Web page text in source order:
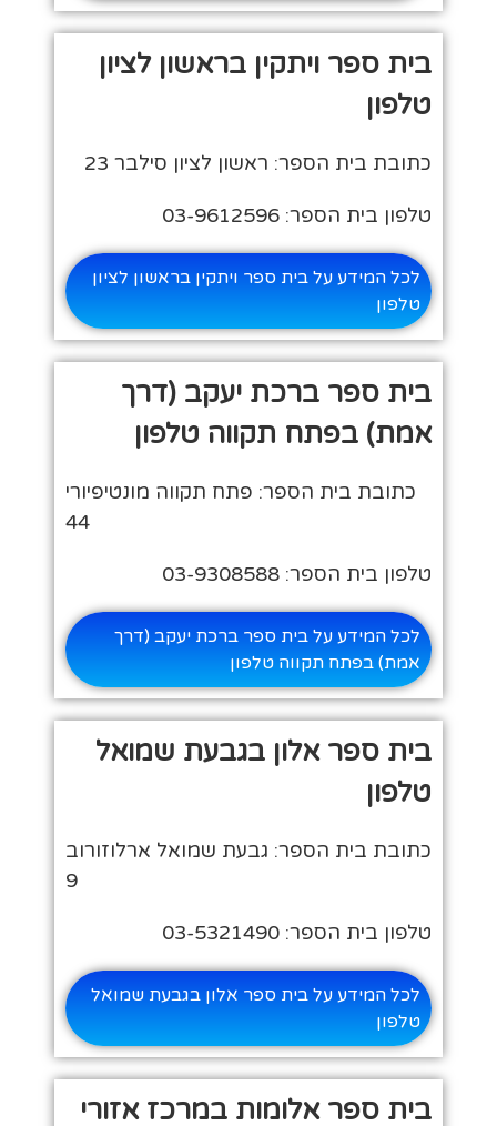
בית ספר ויתקין בראשון לציון
טלפון
כתובת בית הספר: ראשון לציון סילבר 23
טלפון בית הספר: 03-9612596
לכל המידע על בית ספר ויתקין בראשון לציון
טלפון
בית ספר ברכת יעקב (דרך
אמת) בפתח תקווה טלפון
כתובת בית הספר: פתח תקווה מונטיפיורי
44
טלפון בית הספר: 03-9308588
לכל המידע על בית ספר ברכת יעקב (דרך
אמת) בפתח תקווה טלפון
בית ספר אלון בגבעת שמואל
טלפון
כתובת בית הספר: גבעת שמואל ארלוזורוב
9
טלפון בית הספר: 03-5321490
לכל המידע על בית ספר אלון בגבעת שמואל
טלפון
בית ספר אלומות במרכז אזורי